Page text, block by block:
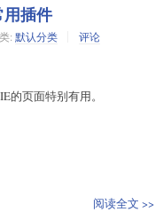
插件
: 默认分类 评论
的页面特别有用。
阅读全文 >>